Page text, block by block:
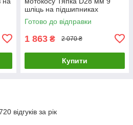
шліць на підшипниках
Готово до відправки
1 863 ₴ 2 070 ₴
Купити
відгуків за рік